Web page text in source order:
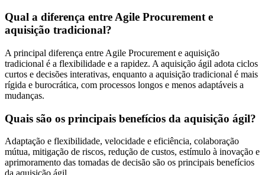
Qual a diferença entre Agile Procurement e
aquisição tradicional?
A principal diferença entre Agile Procurement e aquisição
tradicional é a flexibilidade e a rapidez. A aquisição ágil adota ciclos
curtos e decisões interativas, enquanto a aquisição tradicional é mais
rígida e burocrática, com processos longos e menos adaptáveis a
mudanças.
Quais são os principais benefícios da aquisição ágil?
Adaptação e flexibilidade, velocidade e eficiência, colaboração
mútua, mitigação de riscos, redução de custos, estímulo à inovação e
aprimoramento das tomadas de decisão são os principais benefícios